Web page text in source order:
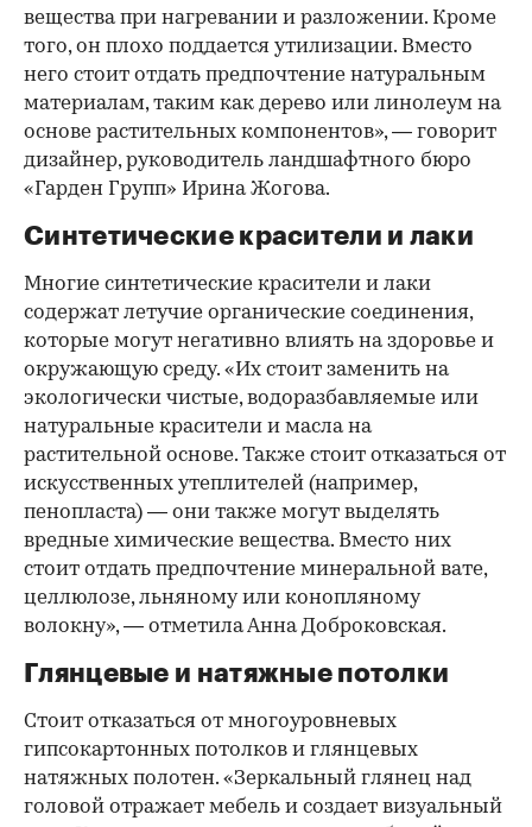
вещества при нагревании и разложении. Кроме
того, он плохо поддается утилизации. Вместо
него стоит отдать предпочтение натуральным
материалам, таким как дерево или линолеум на
основе растительных компонентов», — говорит
дизайнер, руководитель ландшафтного бюро
«Гарден Групп» Ирина Жогова.
Синтетические красители и лаки
Многие синтетические красители и лаки
содержат летучие органические соединения,
которые могут негативно влиять на здоровье и
окружающую среду. «Их стоит заменить на
экологически чистые, водоразбавляемые или
натуральные красители и масла на
растительной основе. Также стоит отказаться от
искусственных утеплителей (например,
пенопласта) — они также могут выделять
вредные химические вещества. Вместо них
стоит отдать предпочтение минеральной вате,
целлюлозе, льняному или конопляному
волокну», — отметила Анна Доброковская.
Глянцевые и натяжные потолки
Стоит отказаться от многоуровневых
гипсокартонных потолков и глянцевых
натяжных полотен. «Зеркальный глянец над
головой отражает мебель и создает визуальный